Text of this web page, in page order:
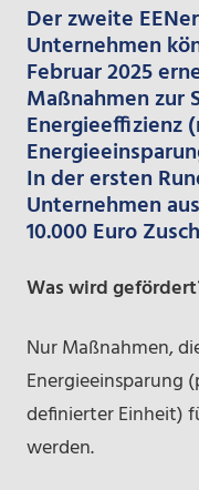
Der zweite
Unternehmen
Februar 2025
Maßnahmen zur
Energieeffizienz
In der ersten
Unternehmen
10.000 Euro
Was wird
Nur Maßnahmen,
Energieeinsparung
definierter Einheit)
werden.